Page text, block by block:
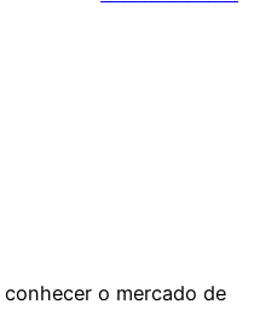
o mercado de